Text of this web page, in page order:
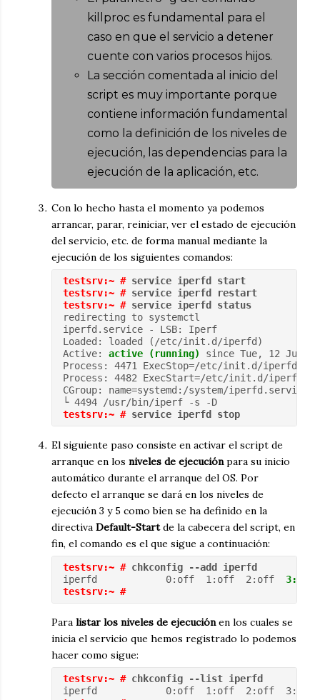
killproc es fundamental para el
caso en que el servicio a detener
cuente con varios procesos hijos.
La sección comentada al inicio del
script es muy importante porque
contiene información fundamental
como la definición de los niveles de
ejecución, las dependencias para la
ejecución de la aplicación, etc.
Con lo hecho hasta el momento ya podemos
arrancar, parar, reiniciar, ver el estado de ejecución
del servicio, etc. de forma manual mediante la
ejecución de los siguientes comandos:
testsrv:~ # service iperfd start
testsrv:~ # service iperfd restart
testsrv:~ # service iperfd status
redirecting to systemctl
iperfd.service - LSB: Iperf
Loaded: loaded (/etc/init.d/iperfd)
Active: active (running)
since Tue, 12 Jun
Process: 4471 ExecStop=/etc/init.d/iperfd
Process: 4482 ExecStart=/etc/init.d/iperfd
CGroup: name=systemd:/system/iperfd.service
└ 4494 /usr/bin/iperf -s -D
testsrv:~ # service iperfd stop
El siguiente paso consiste en activar el script de
arranque en los niveles de ejecuciónpara su inicio
automático durante el arranque del OS. Por
defecto el arranque se dará en los niveles de
ejecución 3 y 5 como bien se ha definido en la
directiva Default-Startde la cabecera del script, en
fin, el comando es el que sigue a continuación:
testsrv:~ # chkconfig --add iperfd
iperfd            0:off  1:off  2:off 3:on
testsrv:~ #
Para listar los niveles de ejecuciónen los cuales se
inicia el servicio que hemos registrado lo podemos
hacer como sigue:
testsrv:~ # chkconfig --list iperfd
iperfd            0:off  1:off  2:off  3:on